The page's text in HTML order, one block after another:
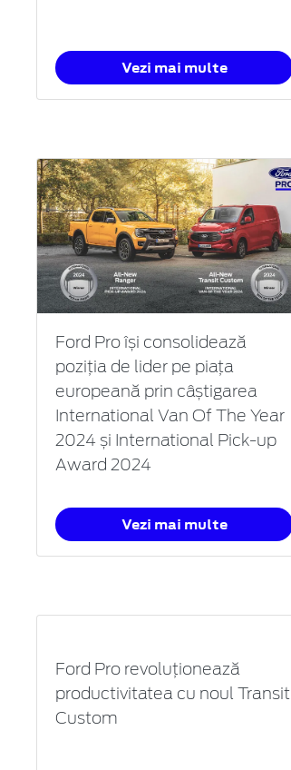
Vezi mai multe
Ford Pro își consolidează
poziția de lider pe piața
europeană prin câștigarea
International Van Of The Year
2024 și International Pick-up
Award 2024
Vezi mai multe
Ford Pro revoluționează
productivitatea cu noul Transit
Custom